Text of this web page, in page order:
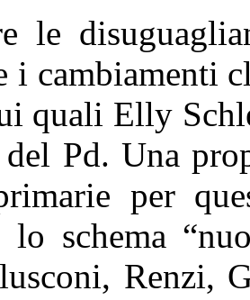
le
i cambiamenti
quali Elly
Pd. Una
per
lo schema
Renzi,